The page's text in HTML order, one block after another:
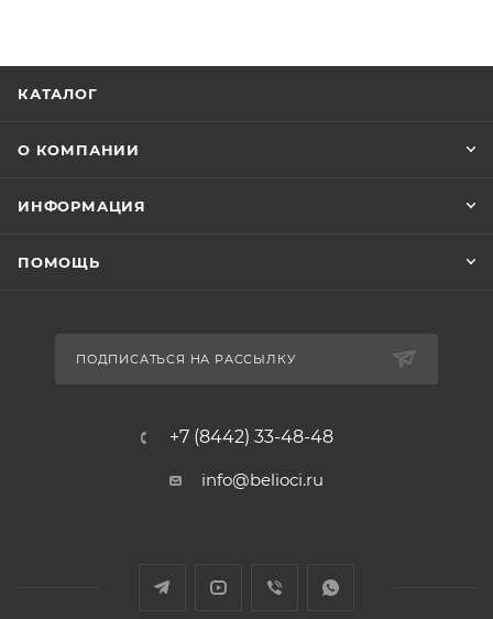
КАТАЛОГ
О КОМПАНИИ
ИНФОРМАЦИЯ
ПОМОЩЬ
ПОДПИСАТЬСЯ НА РАССЫЛКУ
+7 (8442) 33-48-48
info@belioci.ru